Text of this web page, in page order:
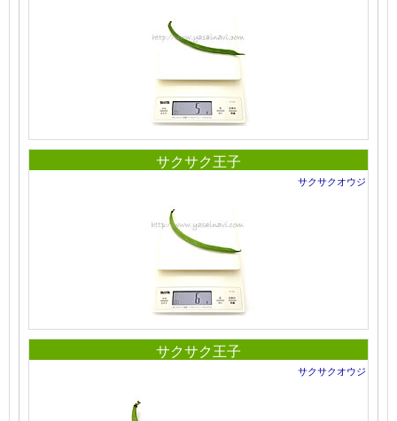
サクサク王子
サクサクオウジ
サクサク王子
サクサクオウジ